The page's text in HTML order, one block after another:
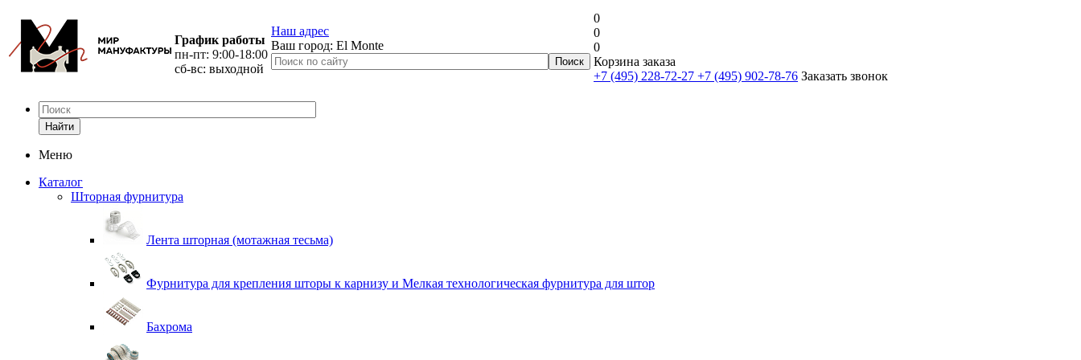
График работы
пн-пт: 9:00-18:00
сб-вс: выходной
Наш адрес
Ваш город: El Monte
0
0
0
Корзина заказа
+7 (495) 228-72-27 +7 (495) 902-78-76 Заказать звонок
Найти
Меню
Каталог
Шторная фурнитура
Лента шторная (мотажная тесьма)
Фурнитура для крепления шторы к карнизу и Мелкая технологическая фурнитура для штор
Бахрома